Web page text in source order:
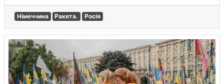
Німеччина Ракета. Росія